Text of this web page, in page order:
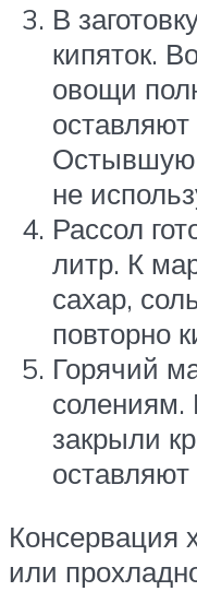
В
кипяток.
овощи
оставляют
Остывшую
не
Рассол
литр. К
сахар,
повторно
Горячий
солениям.
закрыли
оставляют
Консервация
или